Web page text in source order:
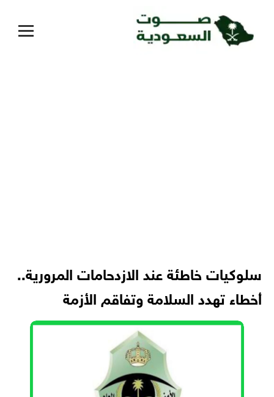
سلوكيات خاطئة عند الازدحامات المرورية..
أخطاء تهدد السلامة وتفاقم الأزمة